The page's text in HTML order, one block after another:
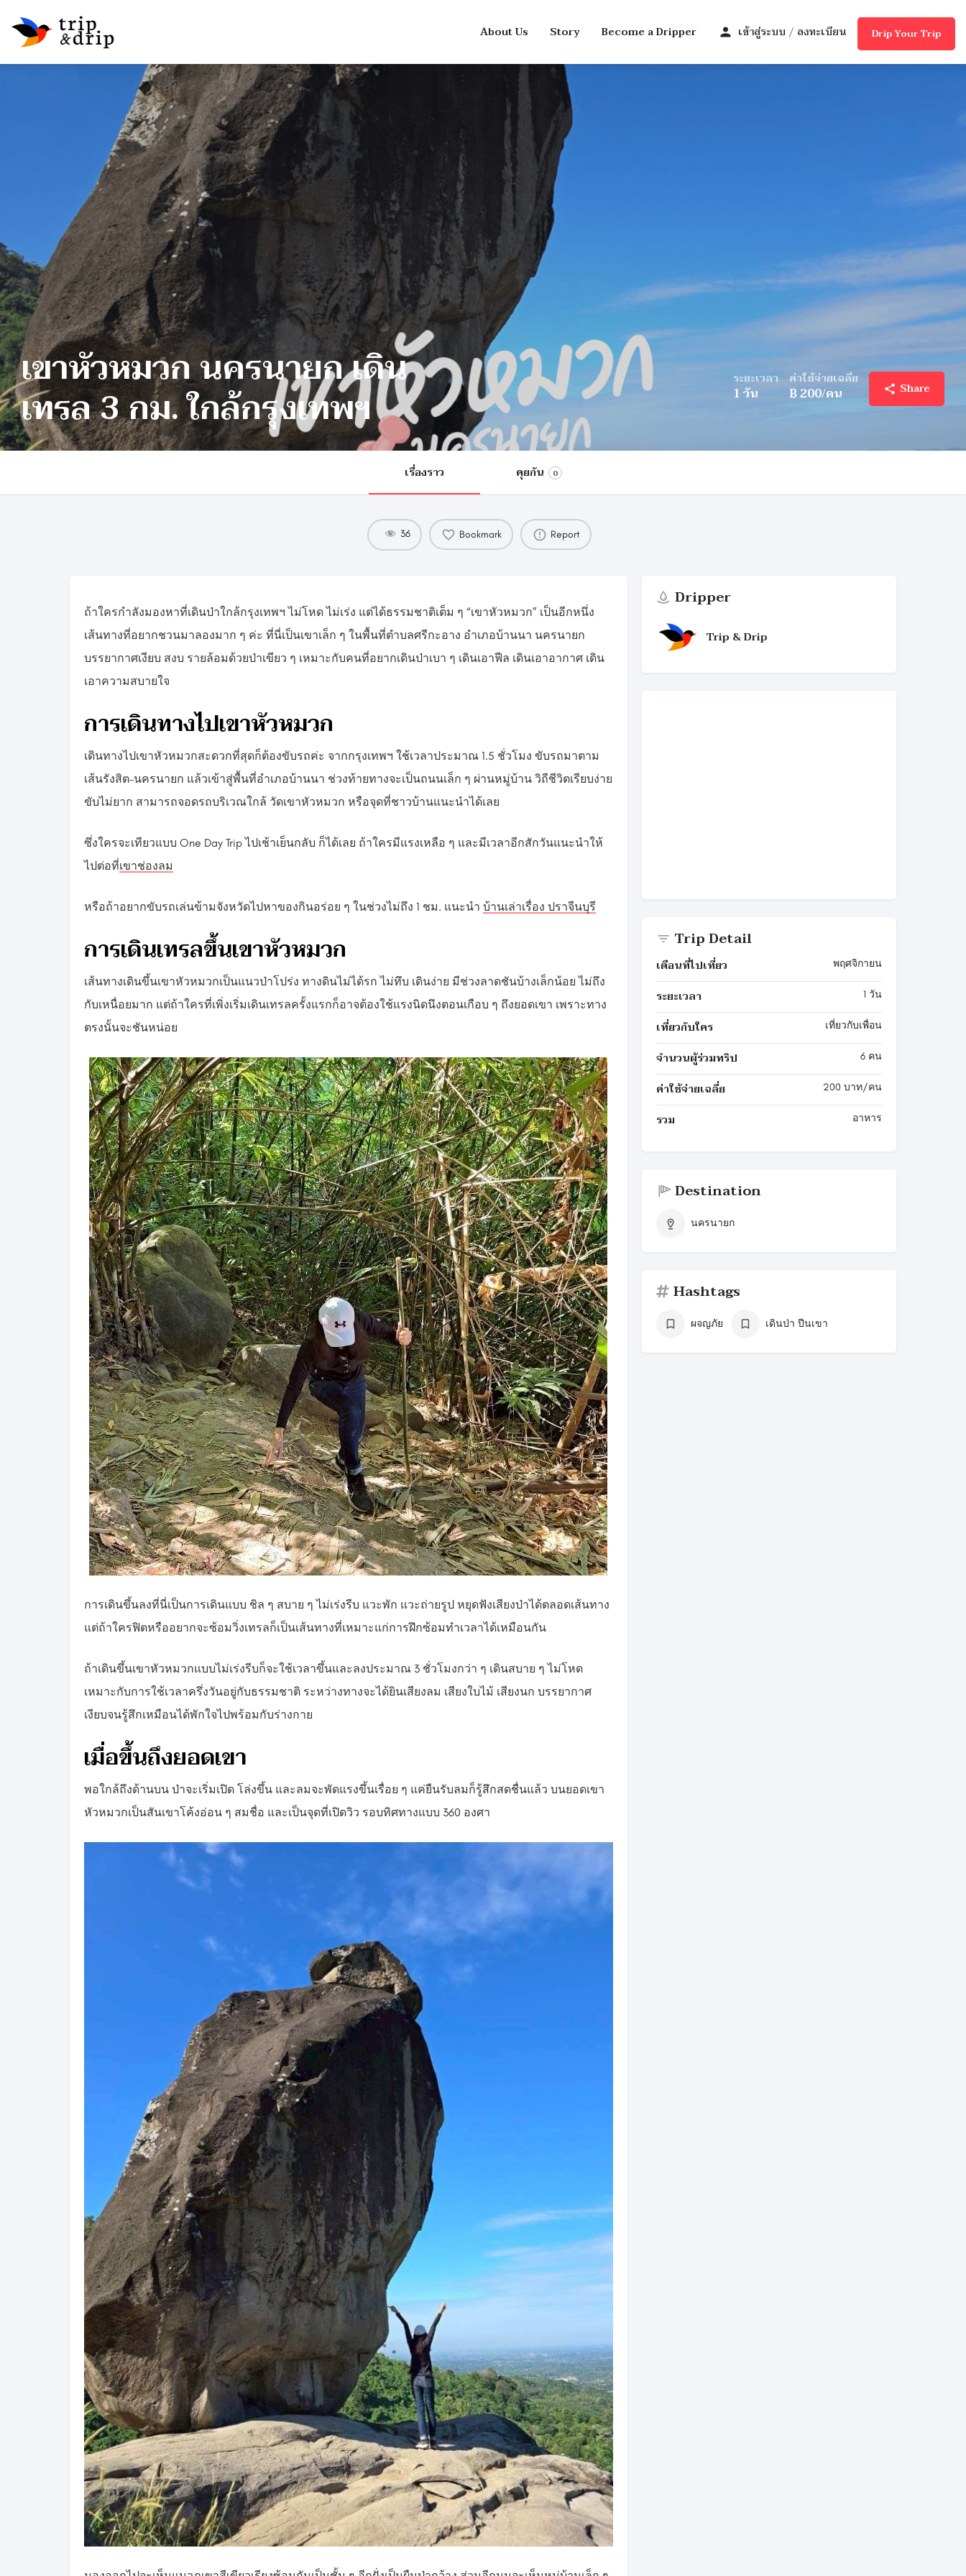
About Us Story Become a Dripper เข้าสู่ระบบ / ลงทะเบียน Drip Your Trip
เขาหัวหมวก นครนายก เดิน
เทรล 3 กม. ใกล้กรุงเทพฯ
ระยะเวลา
1 วัน
ค่าใช้จ่ายเฉลี่ย
฿200/คน Share
เรื่องราว คุยกัน 0
36 Bookmark Report
ถ้าใครกำลังมองหาที่เดินป่าใกล้กรุงเทพฯ ไม่โหด ไม่เร่ง แต่ได้ธรรมชาติเต็ม ๆ “เขาหัวหมวก” เป็นอีกหนึ่ง
เส้นทางที่อยากชวนมาลองมาก ๆ ค่ะ ที่นี่เป็นเขาเล็ก ๆ ในพื้นที่ตำบลศรีกะอาง อำเภอบ้านนา นครนายก
บรรยากาศเงียบ สงบ รายล้อมด้วยป่าเขียว ๆ เหมาะกับคนที่อยากเดินป่าเบา ๆ เดินเอาฟีล เดินเอาอากาศ เดิน
เอาความสบายใจ
การเดินทางไปเขาหัวหมวก
เดินทางไปเขาหัวหมวกสะดวกที่สุดก็ต้องขับรถค่ะ จากกรุงเทพฯ ใช้เวลาประมาณ 1.5 ชั่วโมง ขับรถมาตาม
เส้นรังสิต–นครนายก แล้วเข้าสู่พื้นที่อำเภอบ้านนา ช่วงท้ายทางจะเป็นถนนเล็ก ๆ ผ่านหมู่บ้าน วิถีชีวิตเรียบง่าย
ขับไม่ยาก สามารถจอดรถบริเวณใกล้ วัดเขาหัวหมวก หรือจุดที่ชาวบ้านแนะนำได้เลย
ซึ่งใครจะเทียวแบบ One Day Trip ไปเช้าเย็นกลับ ก็ได้เลย ถ้าใครมีแรงเหลือ ๆ และมีเวลาอีกสักวันแนะนำให้
ไปต่อที่เขาช่องลม
หรือถ้าอยากขับรถเล่นข้ามจังหวัดไปหาของกินอร่อย ๆ ในช่วงไม่ถึง 1 ชม. แนะนำ บ้านเล่าเรื่อง ปราจีนบุรี
การเดินเทรลขึ้นเขาหัวหมวก
เส้นทางเดินขึ้นเขาหัวหมวกเป็นแนวป่าโปร่ง ทางดินไม่ได้รก ไม่ทึบ เดินง่าย มีช่วงลาดชันบ้างเล็กน้อย ไม่ถึง
กับเหนื่อยมาก แต่ถ้าใครที่เพิ่งเริ่มเดินเทรลครั้งแรกก็อาจต้องใช้แรงนิดนึงตอนเกือบ ๆ ถึงยอดเขา เพราะทาง
ตรงนั้นจะชันหน่อย
การเดินขึ้นลงที่นี่เป็นการเดินแบบ ชิล ๆ สบาย ๆ ไม่เร่งรีบ แวะพัก แวะถ่ายรูป หยุดฟังเสียงป่าได้ตลอดเส้นทาง
แต่ถ้าใครฟิตหรืออยากจะซ้อมวิ่งเทรลก็เป็นเส้นทางที่เหมาะแก่การฝึกซ้อมทำเวลาได้เหมือนกัน
ถ้าเดินขึ้นเขาหัวหมวกแบบไม่เร่งรีบก็จะใช้เวลาขึ้นและลงประมาณ 3 ชั่วโมงกว่า ๆ เดินสบาย ๆ ไม่โหด
เหมาะกับการใช้เวลาครึ่งวันอยู่กับธรรมชาติ ระหว่างทางจะได้ยินเสียงลม เสียงใบไม้ เสียงนก บรรยากาศ
เงียบจนรู้สึกเหมือนได้พักใจไปพร้อมกับร่างกาย
เมื่อขึ้นถึงยอดเขา
พอใกล้ถึงด้านบน ป่าจะเริ่มเปิด โล่งขึ้น และลมจะพัดแรงขึ้นเรื่อย ๆ แค่ยืนรับลมก็รู้สึกสดชื่นแล้ว บนยอดเขา
หัวหมวกเป็นสันเขาโค้งอ่อน ๆ สมชื่อ และเป็นจุดที่เปิดวิว รอบทิศทางแบบ 360 องศา
Dripper
Trip & Drip
Trip Detail
เดือนที่ไปเที่ยว พฤศจิกายน
ระยะเวลา 1 วัน
เที่ยวกับใคร เที่ยวกับเพื่อน
จำนวนผู้ร่วมทริป 6 คน
ค่าใช้จ่ายเฉลี่ย 200 บาท/คน
รวม อาหาร
Destination
นครนายก
Hashtags
ผจญภัย เดินป่า ปีนเขา